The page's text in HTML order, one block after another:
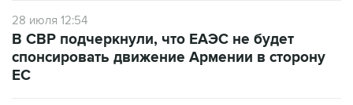
28 июля 12:54
В СВР подчеркнули, что ЕАЭС не будет
спонсировать движение Армении в сторону
ЕС